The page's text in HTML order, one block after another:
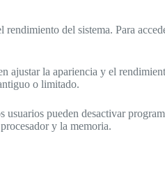
del sistema. Para
ajustar la apariencia y el
o limitado.
pueden desactivar
y la memoria.